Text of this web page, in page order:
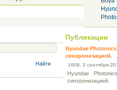
Найти
Публикации
Hyundae
синхронизацией.
1609 , 3 сентября
Hyundae
синхронизацией.